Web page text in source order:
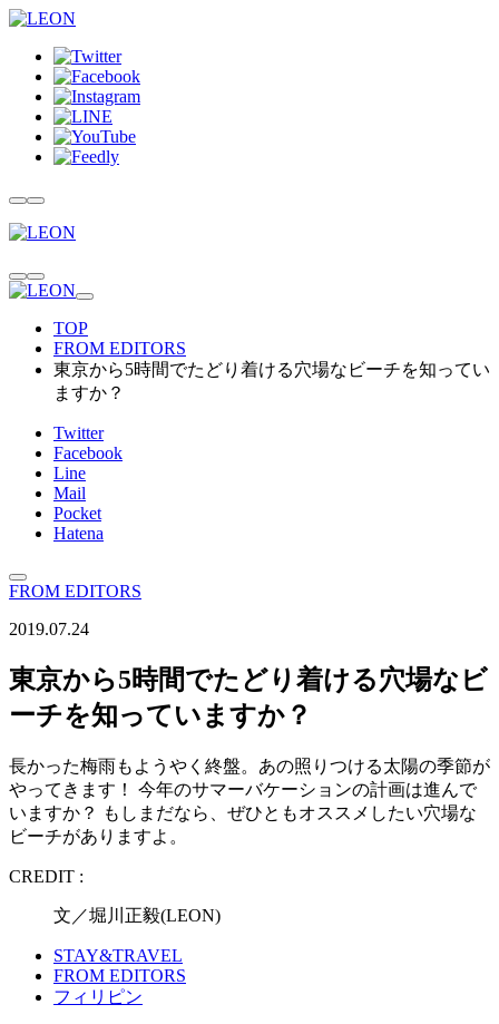
TOP
FROM EDITORS
東京から5時間でたどり着ける穴場なビーチを知ってい
ますか？
Twitter
Facebook
Line
Mail
Pocket
Hatena
FROM EDITORS
2019.07.24
東京から5時間でたどり着ける穴場なビ
ーチを知っていますか？
長かった梅雨もようやく終盤。あの照りつける太陽の季節が
やってきます！ 今年のサマーバケーションの計画は進んで
いますか？ もしまだなら、ぜひともオススメしたい穴場な
ビーチがありますよ。
CREDIT :
文／堀川正毅(LEON)
STAY&TRAVEL
FROM EDITORS
フィリピン